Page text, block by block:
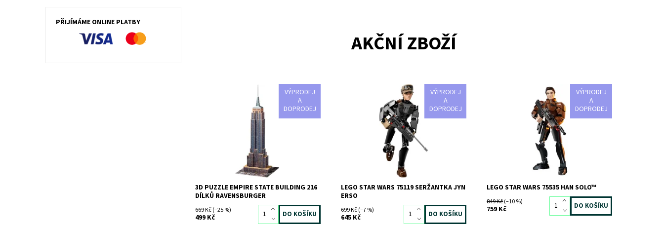
AKČNÍ ZBOŽÍ
VÝPRODEJ
A
DOPRODEJ
3D puzzle Empire State Building 216 dílků
Skladem
>3 ks
RAVENSBURGER
3D PUZZLE EMPIRE STATE BUILDING 216
DÍLKŮ RAVENSBURGER
669 Kč(–25 %)
499 Kč
VÝPRODEJ
A
DOPRODEJ
Tato drsná seržantka Povstalců má vše,
co potřebuje, aby se mohla postavit
Skladem>3 ks
2525
LEGO
LEGO STAR WARS 75119 SERŽANTKA JYN
ERSO
699 Kč(–7 %)
645 Kč
VÝPRODEJ
A
DOPRODEJ
Bojuj proti padouchům s Hanem Solem!
Skladem1 ks
4101
LEGO
LEGO STAR WARS 75535 HAN SOLO™
849 Kč(–10 %)
759 Kč
PŘIJÍMÁME ONLINE PLATBY